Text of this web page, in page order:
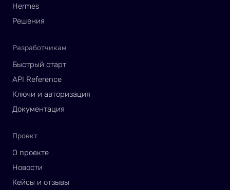
Hermes
Решения
Разработчикам
Быстрый старт
API Reference
Ключи и авторизация
Документация
Проект
О проекте
Новости
Кейсы и отзывы